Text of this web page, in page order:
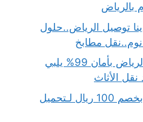
بالرياض
توصيل الرياض..حلول
مطابخ
دينا تشيل اثاث مستعمل بالرياض بأمان 99% يلبي
دينه تحميل عفش الرياض بخصم 100 ريال لـتحميل